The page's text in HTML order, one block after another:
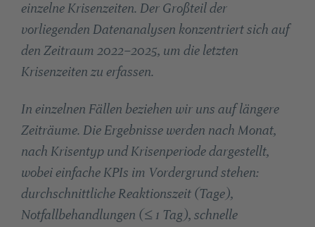
einzelne Krisenzeiten. Der Großteil der
vorliegenden Datenanalysen konzentriert sich auf
den Zeitraum 2022–2025, um die letzten
Krisenzeiten zu erfassen.
In einzelnen Fällen beziehen wir uns auf längere
Zeiträume. Die Ergebnisse werden nach Monat,
nach Krisentyp und Krisenperiode dargestellt,
wobei einfache KPIs im Vordergrund stehen:
durchschnittliche Reaktionszeit (Tage),
Notfallbehandlungen (≤ 1 Tag), schnelle